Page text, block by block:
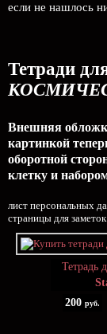
если не нашлось
Тетради
Внешняя
картинкой
оборотной
клетку и
лист персональных
страницы для
Тетрадь
200 руб.